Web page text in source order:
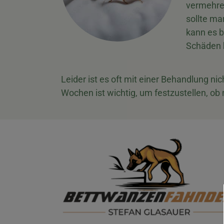
sollte
kann es
Schäden
Leider ist es oft mit einer Behandlung
Wochen ist wichtig, um festzustellen,